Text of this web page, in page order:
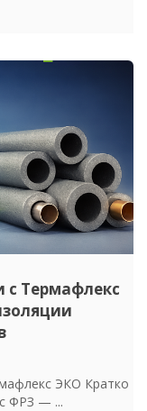
с Термафлекс
ЭКО Кратко
ФРЗ — ...